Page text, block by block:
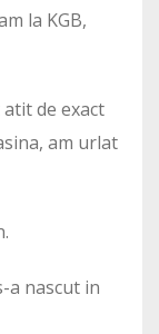
la KGB,
de exact
am urlat
a nascut in